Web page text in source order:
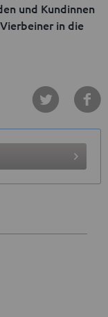
und Kundinnen
in die